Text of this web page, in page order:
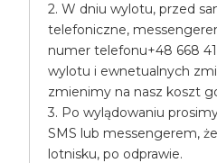
2. W dniu wylotu, przed
telefoniczne,
numer telefonu+48 668
wylotu i ewnetualnych
zmienimy na nasz koszt
3. Po wylądowaniu
SMS lub messengerem,
lotnisku, po odprawie.